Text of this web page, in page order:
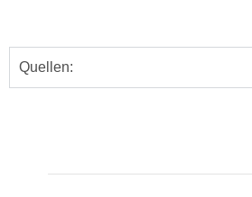
Quellen: